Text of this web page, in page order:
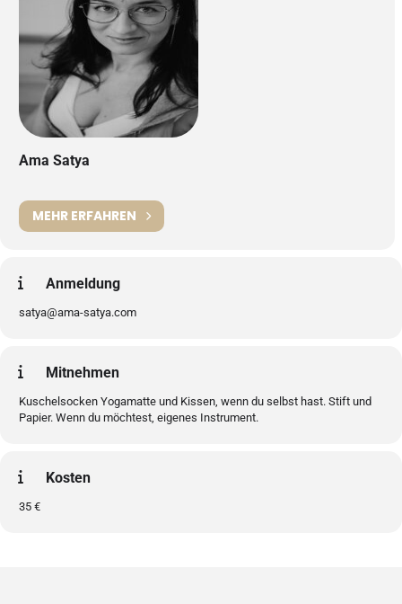
Ama Satya
MEHR ERFAHREN
Anmeldung
satya@ama-satya.com
Mitnehmen
Kuschelsocken Yogamatte und Kissen, wenn du selbst hast. Stift und
Papier. Wenn du möchtest, eigenes Instrument.
Kosten
35 €